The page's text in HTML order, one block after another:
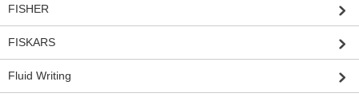
FISHER
FISKARS
Fluid Writing